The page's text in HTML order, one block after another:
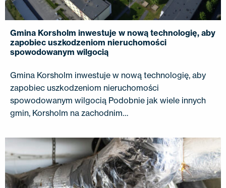
Gmina Korsholm inwestuje w nową technologię, aby
zapobiec uszkodzeniom nieruchomości
spowodowanym wilgocią
Gmina Korsholm inwestuje w nową technologię, aby
zapobiec uszkodzeniom nieruchomości
spowodowanym wilgocią Podobnie jak wiele innych
gmin, Korsholm na zachodnim…